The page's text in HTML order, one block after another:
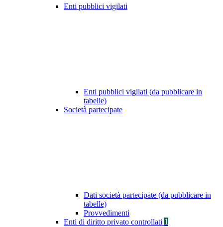
Enti pubblici vigilati
Enti pubblici vigilati (da pubblicare in
tabelle)
Società partecipate
Dati società partecipate (da pubblicare in
tabelle)
Provvedimenti
Enti di diritto privato controllati 1